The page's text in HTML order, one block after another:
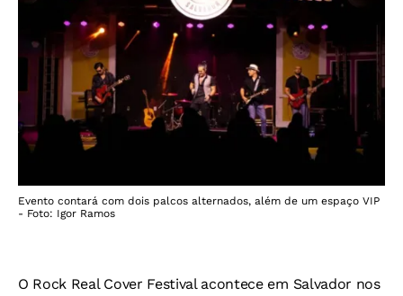
Evento contará com dois palcos alternados, além de um espaço VIP
- Foto: Igor Ramos
O Rock Real Cover Festival acontece em Salvador nos